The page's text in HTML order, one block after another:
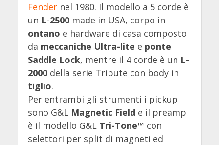
Fendernel 1980. Il modello a 5 corde è
un L-2500 made in USA, corpo in
ontano e hardware di casa composto
da meccaniche Ultra-lite e ponte
Saddle Lock, mentre il 4 corde è un L-
2000della serie Tribute con body in
tiglio.
Per entrambi gli strumenti i pickup
sono G&L Magnetic Field e il preamp
è il modello G&L Tri-Tone™ con
selettori per split di magneti ed